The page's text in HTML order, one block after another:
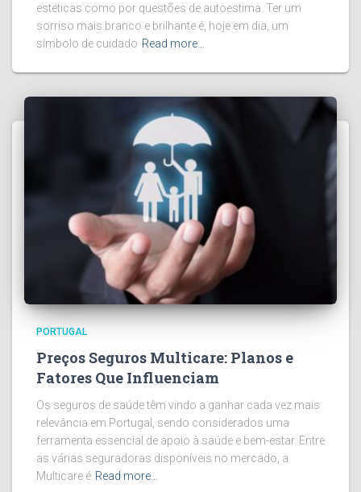
estéticas como por questões de autoestima. Ter um
sorriso mais branco e brilhante é, hoje em dia, um
símbolo de cuidado Read more…
PORTUGAL
Preços Seguros Multicare: Planos e
Fatores Que Influenciam
Os seguros de saúde têm vindo a ganhar cada vez mais
relevância em Portugal, sendo considerados uma
ferramenta essencial de apoio à saúde e bem-estar. Entre
as várias seguradoras disponíveis no mercado, a
Multicare é Read more…